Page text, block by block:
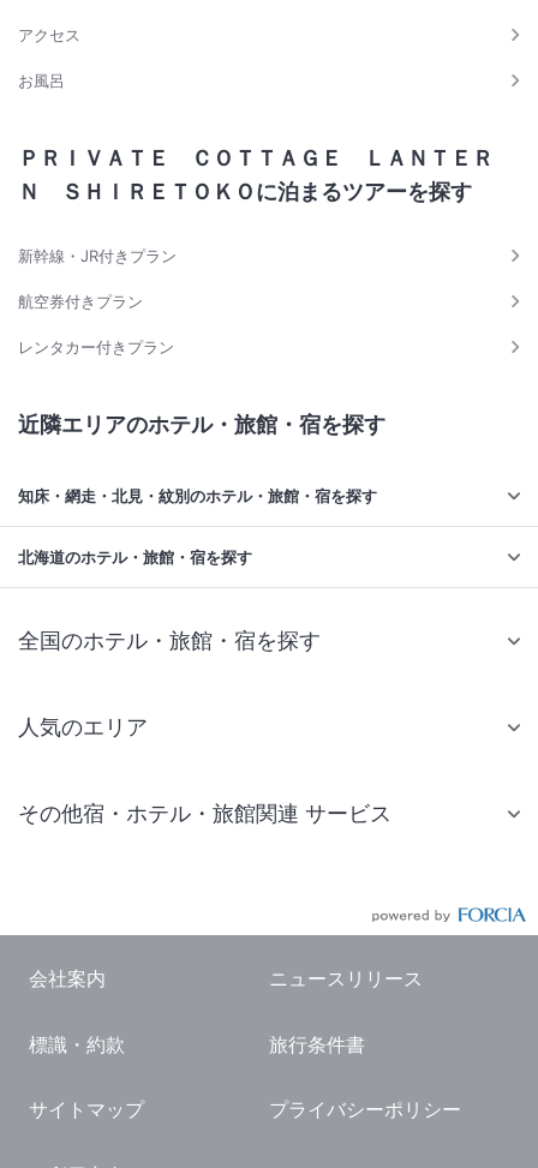
アクセス
お風呂
ＰＲＩＶＡＴＥ ＣＯＴＴＡＧＥ ＬＡＮＴＥＲ
Ｎ ＳＨＩＲＥＴＯＫＯに泊まるツアーを探す
新幹線・JR付きプラン
航空券付きプラン
レンタカー付きプラン
近隣エリアのホテル・旅館・宿を探す
知床・網走・北見・紋別のホテル・旅館・宿を探す
北海道のホテル・旅館・宿を探す
全国のホテル・旅館・宿を探す
人気のエリア
仙台 ホテル
東京ドーム ホテル
横浜 ホテル
熱海 ホテル
その他宿・ホテル・旅館関連 サービス
国内観光ガイド
旅行・観光情報
会社案内 ニュースリリース
標識・約款 旅行条件書
サイトマップ プライバシーポリシー